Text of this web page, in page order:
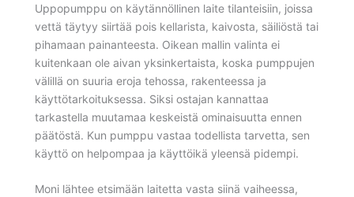
Uppopumppu on käytännöllinen laite tilanteisiin, joissa
vettä täytyy siirtää pois kellarista, kaivosta, säiliöstä tai
pihamaan painanteesta. Oikean mallin valinta ei
kuitenkaan ole aivan yksinkertaista, koska pumppujen
välillä on suuria eroja tehossa, rakenteessa ja
käyttötarkoituksessa. Siksi ostajan kannattaa
tarkastella muutamaa keskeistä ominaisuutta ennen
päätöstä. Kun pumppu vastaa todellista tarvetta, sen
käyttö on helpompaa ja käyttöikä yleensä pidempi.
Moni lähtee etsimään laitetta vasta siinä vaiheessa,